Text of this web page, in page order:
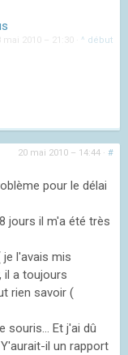
mai 2010 – 21:30 ^ début
20 mai 2010 – 14:44 · #
pour le délai
jours il m'a été très
je l'avais mis
il a toujours
rien savoir (
souris... Et j'ai dû
il un rapport